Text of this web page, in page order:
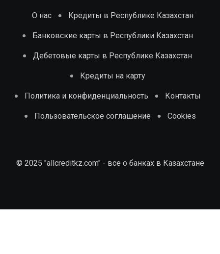
О нас Кредиты в Республике Казахстан
Банковские карты в Республики Казахстан
Дебетовые карты в Республике Казахстан
Кредиты на карту
Политика и конфиденциальность Контакты
Пользовательское соглашение Cookies
© 2025 "allcreditkz.com" - все о банках в Казахстане